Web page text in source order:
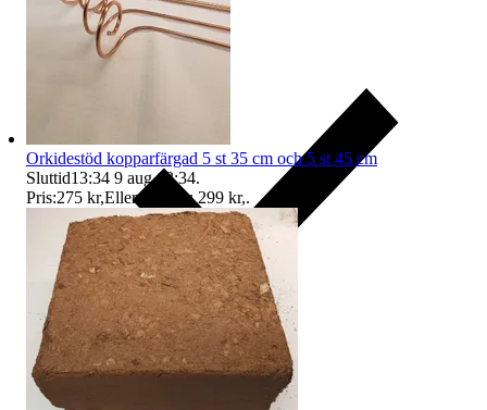
Orkidestöd kopparfärgad 5 st 35 cm och 5 st 45 cm
Sluttid13:34 9 aug 13:34.
Pris:275 kr,Eller Köp nu 299 kr,.